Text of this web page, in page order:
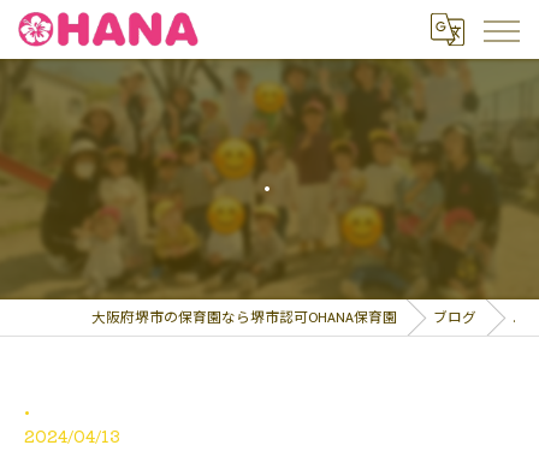
.
大阪府堺市の保育園なら堺市認可OHANA保育園 ブログ .
.
2024/04/13